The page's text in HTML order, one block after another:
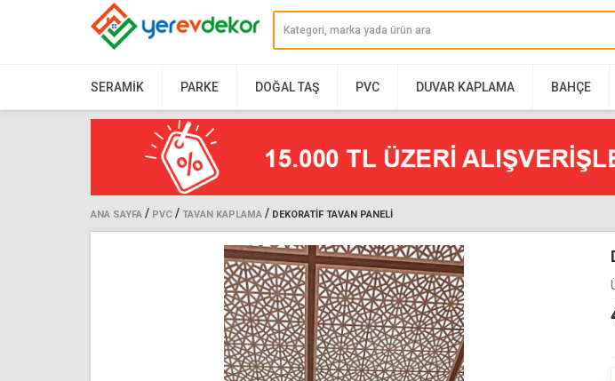
SERAMIK PARKE DOĞAL TAŞ PVC DUVAR KAPLAMA BAHÇE
ANA SAYFA / PVC / TAVAN KAPLAMA / DEKORATIF TAVAN PANELI